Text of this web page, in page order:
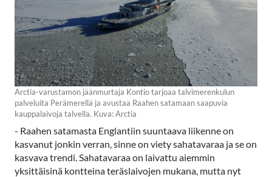
Arctia-varustamon jäänmurtaja Kontio tarjoaa talvimerenkulun
palveluita Perämerellä ja avustaa Raahen satamaan saapuvia
kauppalaivoja talvella. Kuva: Arctia
- Raahen satamasta Englantiin suuntaava liikenne on
kasvanut jonkin verran, sinne on viety sahatavaraa ja se on
kasvava trendi. Sahatavaraa on laivattu aiemmin
yksittäisinä kontteina teräslaivojen mukana, mutta nyt